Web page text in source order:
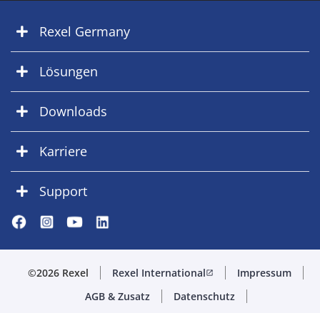
Rexel Germany
Lösungen
Downloads
Karriere
Support
©2026 Rexel Rexel Internationalopen_in_new
Impressum
AGB & Zusatz
Datenschutz